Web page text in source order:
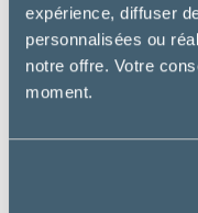
expérience, diffuser
personnalisées ou
notre offre. Votre
moment.
aliment diététique
Utilisation
Surpoids / Obésité